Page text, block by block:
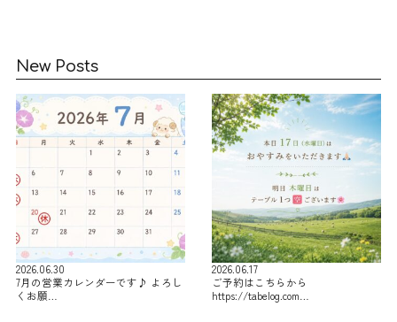
New Posts
2026.06.30
7月の営業カレンダーです♪ よろし
くお願…
2026.06.17
ご予約はこちらから
https://tabelog.com…